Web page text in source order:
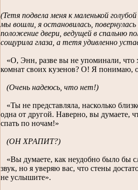
(Тетя подвела меня к маленькой
мы вошли, я остановилась,
положение двери, ведущей в спальню
сощурила глаза, а тетя удивленно
«О, Энн, разве вы не упоминали, что
комнат своих кузенов? О! Я понимаю,
(Очень надеюсь, что нет!)
«Ты не представляла, насколько
одна от другой. Наверно, вы думаете,
спать по ночам!»
(ОН ХРАПИТ?)
«Вы думаете, как неудобно было бы
звук, но я уверяю вас, что стены
не услышите».